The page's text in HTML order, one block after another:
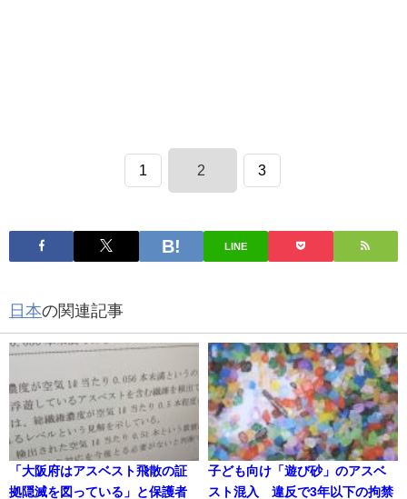
1 2 3
LINE
日本の関連記事
「大阪府はアスベスト飛散の証
拠隠滅を図っている」と保護者
子ども向け「遊び砂」のアスベ
スト混入 違反で3年以下の拘禁